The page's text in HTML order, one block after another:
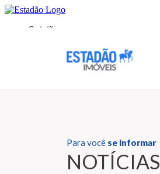
Para você se informar
NOTÍCIAS